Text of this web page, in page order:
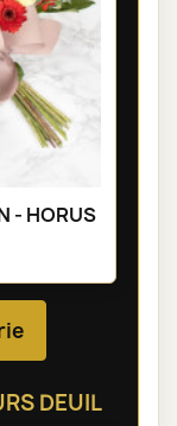
- HORUS
DEUIL